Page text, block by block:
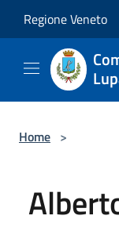
Regione Veneto
Home >